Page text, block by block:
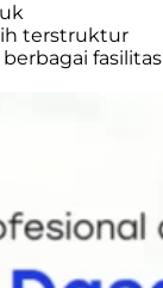
terstruktur
fasilitas